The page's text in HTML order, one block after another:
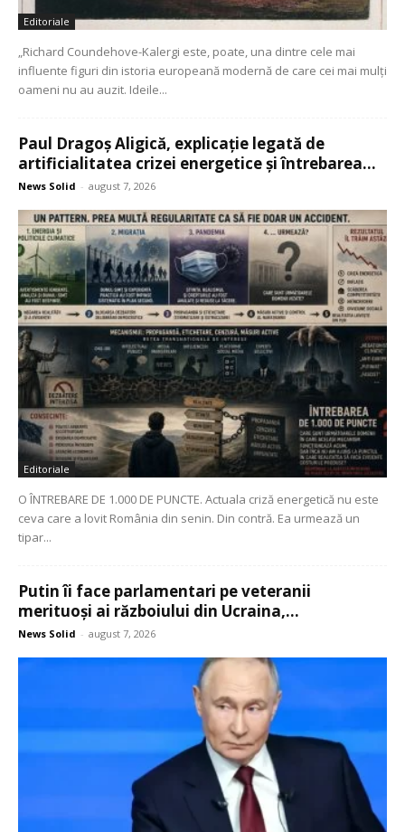
Editoriale
„Richard Coundehove-Kalergi este, poate, una dintre cele mai
influente figuri din istoria europeană modernă de care cei mai mulți
oameni nu au auzit. Ideile...
Paul Dragoș Aligică, explicație legată de
artificialitatea crizei energetice și întrebarea...
News Solid - august 7, 2026
Editoriale
O ÎNTREBARE DE 1.000 DE PUNCTE. Actuala criză energetică nu este
ceva care a lovit România din senin. Din contră. Ea urmează un
tipar...
Putin îi face parlamentari pe veteranii
merituoși ai războiului din Ucraina,...
News Solid - august 7, 2026